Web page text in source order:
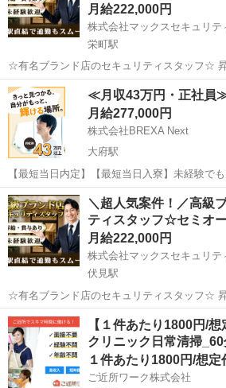
月給222,000円
株式会社マックスセキュリテ
栄町駅
☆有名ブランド店のセキュリティスタッフ☆
♪ 株式会社ザイマックスグループならではの
★ ◆当社では経験や学歴ではなく、 人柄を重
す。 警備の知識や経験がない方...
愛知 名古屋市 栄町駅 警備員
≪月収43万円・正社員
月給277,000円
株式会社BREXA Next
大府駅
【最短当日内定】【最短当日入寮】未経験で
き寮完備＆赴任旅費会社負担◎昇給・業績賞
自動車製造の各種作業！《愛知県大府市》 人気の工場のお仕事 ◇自動
車製造に携わる各種作業◇ 【...
愛知 大府市 大府駅 その他
＼超人気案件！／高級
ティスタッフ☆セミオ
月給222,000円
株式会社マックスセキュリテ
伏見駅
☆有名ブランド店のセキュリティスタッフ☆ 昇
♪ 株式会社ザイマックスグループならではの
★ ◆当社では経験や学歴ではなく、 人柄を重
す。 警備の知識や経験がない方...
愛知 名古屋市 伏見駅 警備員
【１件あたり1800円/想
クリニック日常清掃_60
１件あたり1800円/想
ご近所ワーク株式会社